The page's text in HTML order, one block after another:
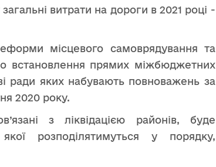
витрати на дороги в 2021 році -
місцевого самоврядування та
встановлення прямих міжбюджетних
ради яких набувають повноважень за
2020 року.
з ліквідацією районів, буде
розподілятимуться у порядку,